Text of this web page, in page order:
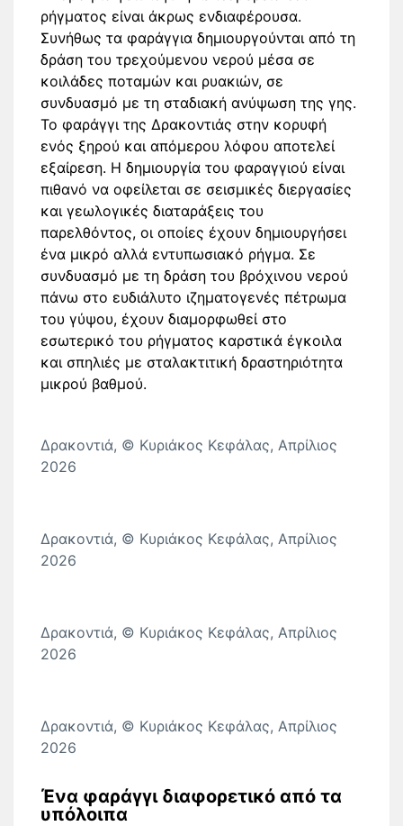
ρήγματος είναι άκρως ενδιαφέρουσα.
Συνήθως τα φαράγγια δημιουργούνται από τη
δράση του τρεχούμενου νερού μέσα σε
κοιλάδες ποταμών και ρυακιών, σε
συνδυασμό με τη σταδιακή ανύψωση της γης.
Το φαράγγι της Δρακοντιάς στην κορυφή
ενός ξηρού και απόμερου λόφου αποτελεί
εξαίρεση. Η δημιουργία του φαραγγιού είναι
πιθανό να οφείλεται σε σεισμικές διεργασίες
και γεωλογικές διαταράξεις του
παρελθόντος, οι οποίες έχουν δημιουργήσει
ένα μικρό αλλά εντυπωσιακό ρήγμα. Σε
συνδυασμό με τη δράση του βρόχινου νερού
πάνω στο ευδιάλυτο ιζηματογενές πέτρωμα
του γύψου, έχουν διαμορφωθεί στο
εσωτερικό του ρήγματος καρστικά έγκοιλα
και σπηλιές με σταλακτιτική δραστηριότητα
μικρού βαθμού.
Δρακοντιά, © Κυριάκος Κεφάλας, Απρίλιος
2026
Δρακοντιά, © Κυριάκος Κεφάλας, Απρίλιος
2026
Δρακοντιά, © Κυριάκος Κεφάλας, Απρίλιος
2026
Δρακοντιά, © Κυριάκος Κεφάλας, Απρίλιος
2026
Ένα φαράγγι διαφορετικό από τα
υπόλοιπα